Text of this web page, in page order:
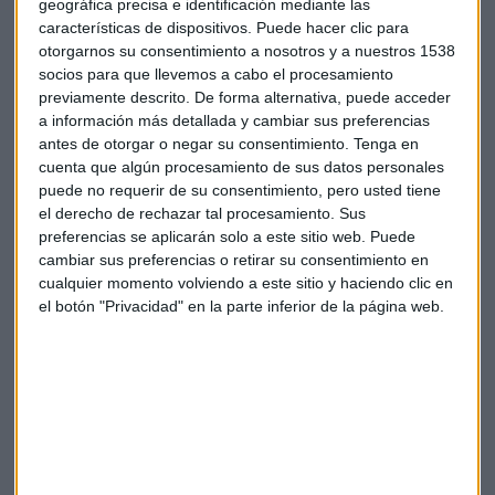
geográfica precisa e identificación mediante las
características de dispositivos. Puede hacer clic para
otorgarnos su consentimiento a nosotros y a nuestros 1538
socios para que llevemos a cabo el procesamiento
previamente descrito. De forma alternativa, puede acceder
a información más detallada y cambiar sus preferencias
antes de otorgar o negar su consentimiento. Tenga en
cuenta que algún procesamiento de sus datos personales
puede no requerir de su consentimiento, pero usted tiene
el derecho de rechazar tal procesamiento. Sus
preferencias se aplicarán solo a este sitio web. Puede
cambiar sus preferencias o retirar su consentimiento en
cualquier momento volviendo a este sitio y haciendo clic en
el botón "Privacidad" en la parte inferior de la página web.
iniciado su cobertura con un recomendación de “vender”.
También podrían abandonar el selectivo británico la
empresa de tecnología Micro Focusy la aseguradora
Direct Line.Los posibles sustitutos serán la empresa
minera de metales preciososPolymetal,la farmacéutica
de genéricosHikmay el grupo aeroespacial y de defensa
Meggitt.
Atención a la cotización deDeutsche Bank.Su consejero
delegado, Christian Sewing, va a emplear el 15% de su
salario neto mensual en comprar acciones del banco. Ya ha